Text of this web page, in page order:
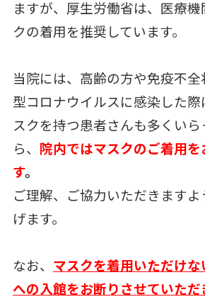
ますが、厚生労働省は、医療
クの着用を推奨しています。
当院には、高齢の方や免疫不
型コロナウイルスに感染した際
スクを持つ患者さんも多くい
ら、
院内ではマスクのご着用を
す。
ご理解、ご協力いただきます
げます。
なお、 マスクを着用いただけ
への入館をお断りさせていただ